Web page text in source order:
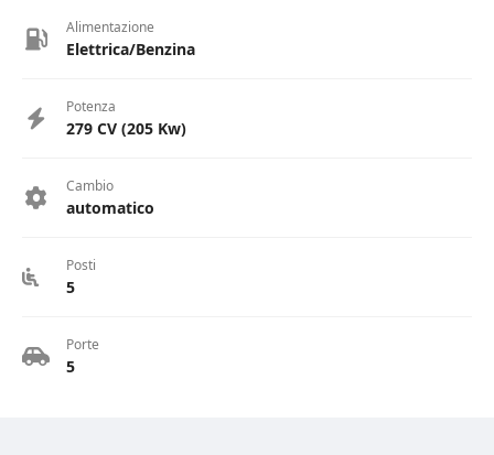
Alimentazione
Elettrica/Benzina
Potenza
279 CV (205 Kw)
Cambio
automatico
Posti
5
Porte
5